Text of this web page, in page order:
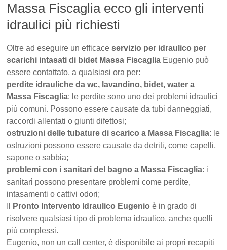
Massa Fiscaglia ecco gli interventi
idraulici più richiesti
Oltre ad eseguire un efficaceservizio per idraulico per
scarichi intasati di bidet Massa Fiscaglia Eugenio può
essere contattato, a qualsiasi ora per:
perdite idrauliche da wc, lavandino, bidet, water a
Massa Fiscaglia: le perdite sono uno dei problemi idraulici
più comuni. Possono essere causate da tubi danneggiati,
raccordi allentati o giunti difettosi;
ostruzioni delle tubature di scarico a Massa Fiscaglia: le
ostruzioni possono essere causate da detriti, come capelli,
sapone o sabbia;
problemi con i sanitari del bagno a Massa Fiscaglia: i
sanitari possono presentare problemi come perdite,
intasamenti o cattivi odori;
Pronto Intervento Idraulico Eugenio è in grado di
risolvere qualsiasi tipo di problema idraulico, anche quelli
più complessi.
Eugenio, non un call center, è disponibile ai propri recapiti